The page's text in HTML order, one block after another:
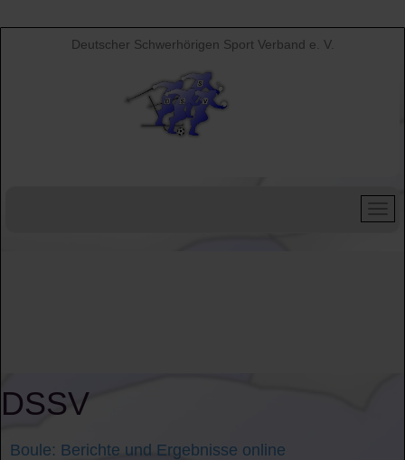
Deutscher Schwerhörigen Sport Verband e. V.
DSSV
Boule: Berichte und Ergebnisse online